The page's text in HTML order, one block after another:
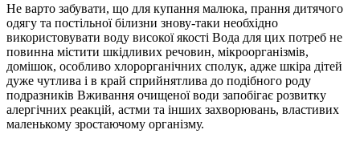
Не варто забувати, що для купання малюка, прання дитячого
одягу та постільної білизни знову-таки необхідно
використовувати воду високої якості Вода для цих потреб не
повинна містити шкідливих речовин, мікроорганізмів,
домішок, особливо хлорорганічних сполук, адже шкіра дітей
дуже чутлива і в край сприйнятлива до подібного роду
подразників Вживання очищеної води запобігає розвитку
алергічних реакцій, астми та інших захворювань, властивих
маленькому зростаючому організму.